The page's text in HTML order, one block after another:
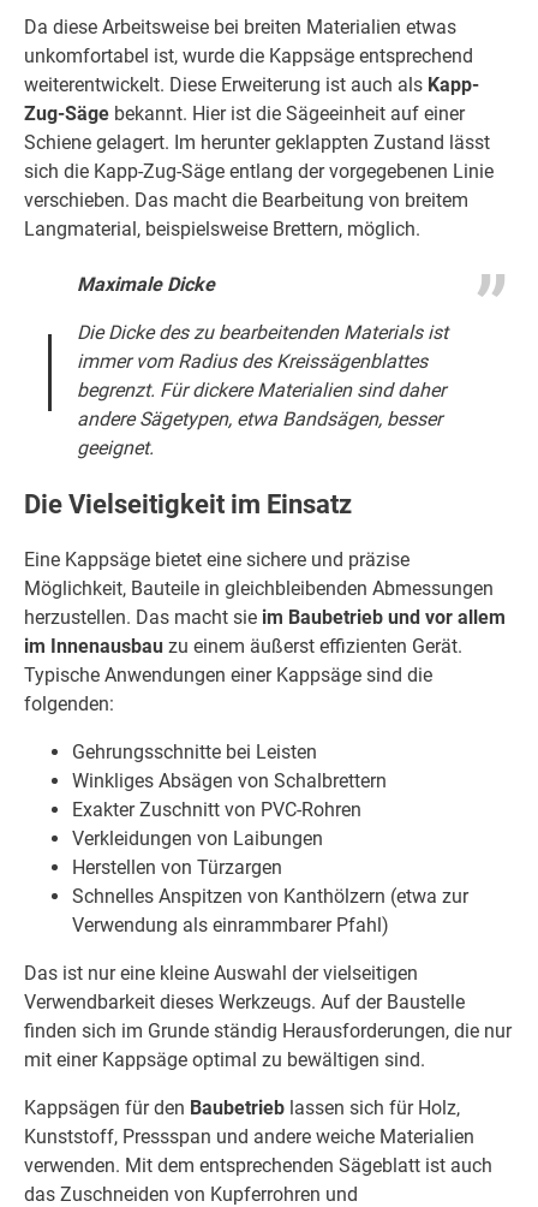
Da diese Arbeitsweise bei breiten Materialien etwas
unkomfortabel ist, wurde die Kappsäge entsprechend
weiterentwickelt. Diese Erweiterung ist auch als Kapp-
Zug-Säge bekannt. Hier ist die Sägeeinheit auf einer
Schiene gelagert. Im herunter geklappten Zustand lässt
sich die Kapp-Zug-Säge entlang der vorgegebenen Linie
verschieben. Das macht die Bearbeitung von breitem
Langmaterial, beispielsweise Brettern, möglich.
Maximale Dicke
Die Dicke des zu bearbeitenden Materials ist
immer vom Radius des Kreissägenblattes
begrenzt. Für dickere Materialien sind daher
andere Sägetypen, etwa Bandsägen, besser
geeignet.
Die Vielseitigkeit im Einsatz
Eine Kappsäge bietet eine sichere und präzise
Möglichkeit, Bauteile in gleichbleibenden Abmessungen
herzustellen. Das macht sie im Baubetrieb und vor allem
im Innenausbau zu einem äußerst effizienten Gerät.
Typische Anwendungen einer Kappsäge sind die
folgenden:
Gehrungsschnitte bei Leisten
Winkliges Absägen von Schalbrettern
Exakter Zuschnitt von PVC-Rohren
Verkleidungen von Laibungen
Herstellen von Türzargen
Schnelles Anspitzen von Kanthölzern (etwa zur
Verwendung als einrammbarer Pfahl)
Das ist nur eine kleine Auswahl der vielseitigen
Verwendbarkeit dieses Werkzeugs. Auf der Baustelle
finden sich im Grunde ständig Herausforderungen, die nur
mit einer Kappsäge optimal zu bewältigen sind.
Kappsägen für den Baubetrieb lassen sich für Holz,
Kunststoff, Pressspan und andere weiche Materialien
verwenden. Mit dem entsprechenden Sägeblatt ist auch
das Zuschneiden von Kupferrohren und